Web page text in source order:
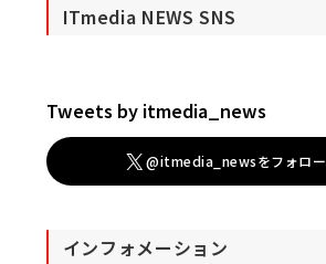
ITmedia NEWS SNS
Tweets by itmedia_news
@itmedia_newsをフォロー
インフォメーション